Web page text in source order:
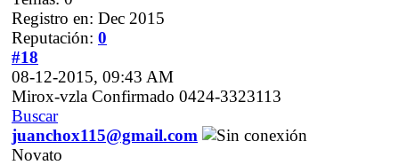
Registro en: Dec 2015
Reputación: 0
#18
08-12-2015, 09:43 AM
Mirox-vzla Confirmado 0424-3323113
Buscar
juanchox115@gmail.com
Novato